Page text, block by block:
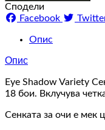
Сподели
Facebook
Опис
Опис
Eye Shadow Variety
18 бои. Вклучува
Сенката за очи е мек